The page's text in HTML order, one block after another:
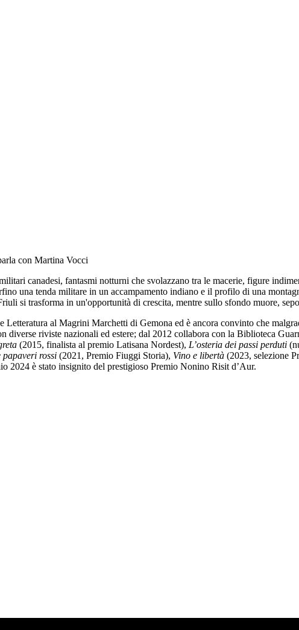
con Martina Vocci
canadesi, fantasmi notturni che svolazzano tra le macerie, figure
una tenda militare in un accampamento indiano e il profilo di una
si trasforma in un'opportunità di crescita, mentre sullo sfondo muore,
Letteratura al Magrini Marchetti di Gemona ed è ancora convinto che
diverse riviste nazionali ed estere; dal 2012 collabora con la Biblioteca
(2015, finalista al premio Latisana Nordest), L’osteria dei passi perduti
papaveri rossi (2021, Premio Fiuggi Storia), Vino e libertà (2023, selezione
2024 è stato insignito del prestigioso Premio Nonino Risit d’Aur.